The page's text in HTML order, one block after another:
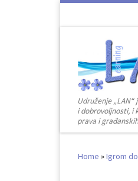
Udruženje
i dobrovoljnosti, i
prava i
Home »Igrom